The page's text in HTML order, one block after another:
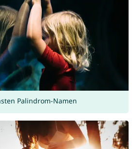
Palindrom-Namen